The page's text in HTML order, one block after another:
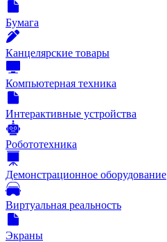
Бумага
Канцелярские товары
Компьютерная техника
Интерактивные устройства
Робототехника
Демонстрационное оборудование
Виртуальная реальность
Экраны